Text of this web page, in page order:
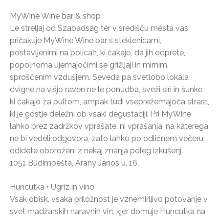
MyWine Wine bar & shop
Le streljaj od Szabadság tér v središču mesta vas
pričakuje MyWine Wine bar s steklenicami,
postavljenimi na policah, ki čakajo, da jih odprete,
popolnoma ujemajočimi se grižljaji in mirnim,
sproščenim vzdušjem. Seveda pa svetlobo lokala
dvigne na višjo raven ne le ponudba, sveži siri in šunke,
ki čakajo za pultom, ampak tudi vseprežemajoča strast,
ki je gostje deležni ob vsaki degustaciji. Pri MyWine
lahko brez zadržkov vprašate, ni vprašanja, na katerega
ne bi vedeli odgovora, zato lahko po odličnem večeru
odidete oboroženi z nekaj znanja poleg izkušenj.
1051 Budimpešta, Arany János u. 16.
Huncutka • Ugriz in vino
Vsak obisk, vsaka priložnost je vznemirljivo potovanje v
svet madžarskih naravnih vin, kjer domuje Huncutka na